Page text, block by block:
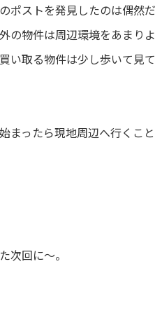
ポストを発見したのは偶然だ
の物件は周辺環境をあまり
い取る物件は少し歩いて見
まったら現地周辺へ行くこ
次回に～。